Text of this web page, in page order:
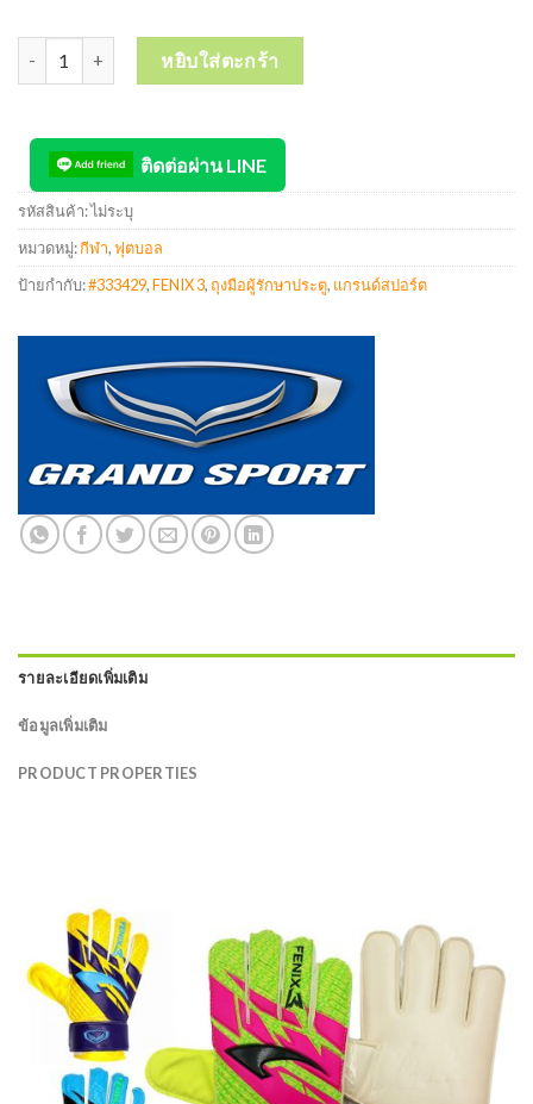
จำนวน GRAND SPORT Goalkeeper Gloves ถุงมือผู้รักษาประตู แก
หยิบใส่ตะกร้า
ติดต่อผ่าน LINE
รหัสสินค้า:ไม่ระบุ
หมวดหมู่:กีฬา,ฟุตบอล
ป้ายกำกับ:#333429,FENIX 3, ถุงมือผู้รักษาประตู, แกรนด์สปอร์ต
รายละเอียดเพิ่มเติม
ข้อมูลเพิ่มเติม
PRODUCT PROPERTIES